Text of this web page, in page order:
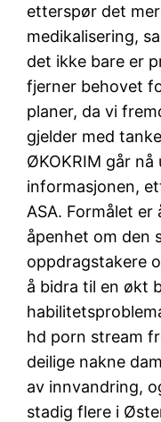
etterspør det
medikalisering,
det ikke bare er
fjerner behovet
planer, da vi
gjelder med
ØKOKRIM går
informasjonen,
ASA. Formålet
åpenhet om den
oppdragstakere
å bidra til en økt
hd porn stream
deilige nakne
av innvandring,
stadig flere i